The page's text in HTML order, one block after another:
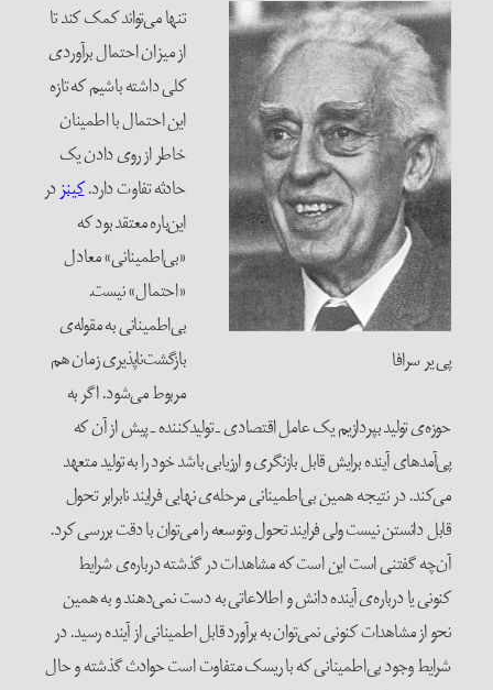
پی یر سرافا
تنها می‌تواند کمک کند تا
از میزان احتمال برآوردی
کلی داشته باشیم که تازه
این احتمال با اطمینان
خاطر از روی دادن یک
حادثه تفاوت دارد.کینزدر
این‌باره معتقد بود که
«بی‌اطمینانی» معادل
«احتمال» نیست.
بی‌اطمینانی به مقوله‌ی
بازگشت‌ناپذیری زمان هم
مربوط می‌شود. اگر به
حوزه‌ی تولید بپردازیم یک عامل اقتصادی ـ تولیدکننده ـ پیش از آن که
پی‌آمدهای آینده برایش قابل بازنگری و ارزیابی باشد خود را به تولید متعهد
می‌کند. در نتیجه همین بی‌اطمینانی مرحله‌ی نهایی فرایند نابرابر تحول
قابل دانستن نیست ولی فرایند تحول وتوسعه را می‌توان با دقت بررسی کرد.
آن‌چه گفتنی است این است که مشاهدات در گذشته درباره‌ی شرایط
کنونی یا درباره‌ی آینده دانش و اطلاعاتی به دست نمی‌دهند و به همین
نحو از مشاهدات کنونی نمی‌توان به برآورد قابل اطمینانی از آینده رسید. در
شرایط وجود بی‌اطمینانی که با ریسک متفاوت است حوادث گذشته و حال